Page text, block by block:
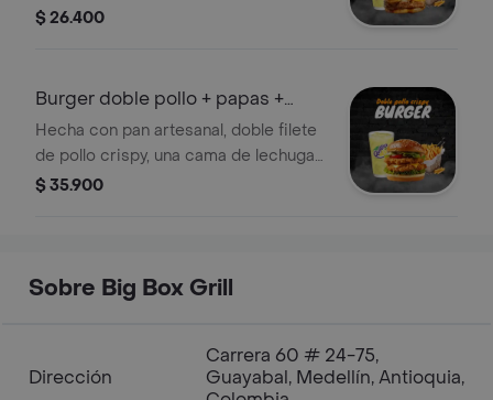
caramelizadas, queso mozarella,
bbq, acompañada de papas a la
francesa y Quatro
$ 26.400
Burger doble pollo + papas +
Quatro
Hecha con pan artesanal, doble filete
de pollo crispy, una cama de lechuga,
tomate, cebolla caramelizada,
coca cola.
$ 35.900
Sobre Big Box Grill
Dirección
Carrera 60 # 24-75,
Guayabal, Medellín, Antioquia,